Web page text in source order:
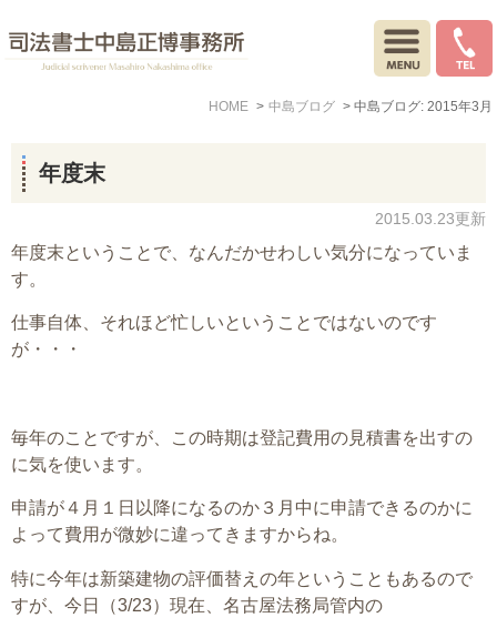
HOME 中島ブログ 中島ブログ: 2015年3月
年度末
2015.03.23更新
年度末ということで、なんだかせわしい気分になっていま
す。
仕事自体、それほど忙しいということではないのです
が・・・
毎年のことですが、この時期は登記費用の見積書を出すの
に気を使います。
申請が４月１日以降になるのか３月中に申請できるのかに
よって費用が微妙に違ってきますからね。
特に今年は新築建物の評価替えの年ということもあるので
すが、今日（3/23）現在、名古屋法務局管内の